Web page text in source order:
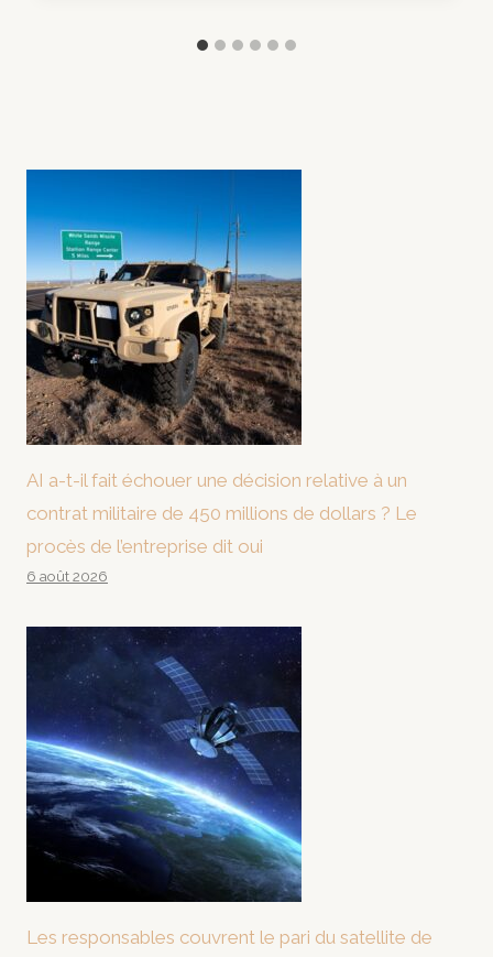
AI a-t-il fait échouer une décision relative à un
contrat militaire de 450 millions de dollars ? Le
procès de l’entreprise dit oui
6 août 2026
Les responsables couvrent le pari du satellite de